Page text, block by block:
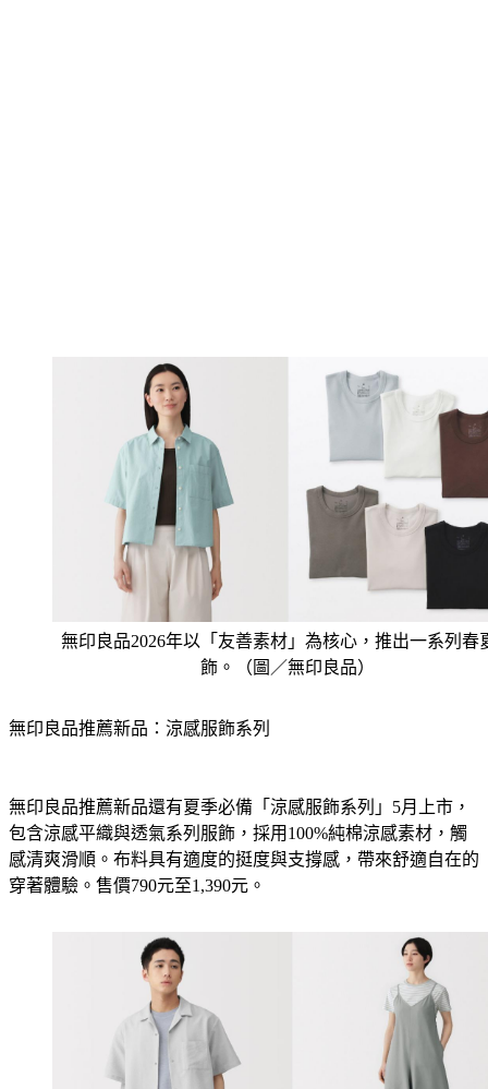
無印良品2026年以「友善素材」為核心，推出一系列春
飾。（圖／無印良品）
無印良品推薦新品：涼感服飾系列
無印良品推薦新品還有夏季必備「涼感服飾系列」5月上市，
包含涼感平織與透氣系列服飾，採用100%純棉涼感素材，觸
感清爽滑順。布料具有適度的挺度與支撐感，帶來舒適自在的
穿著體驗。售價790元至1,390元。